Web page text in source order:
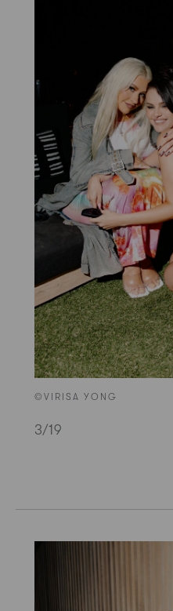
©VIRISA YONG
3/19